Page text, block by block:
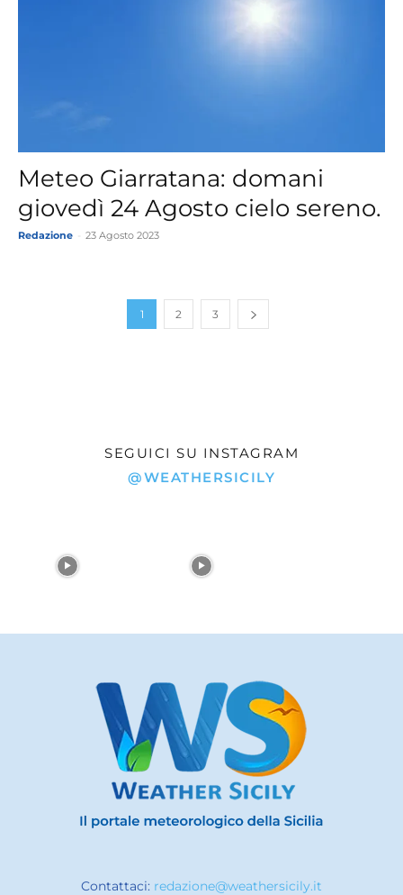
Meteo Giarratana: domani
giovedì 24 Agosto cielo sereno.
Redazione 23 Agosto 2023
1 2 3
SEGUICI SU INSTAGRAM
@WEATHERSICILY
Contattaci: redazione@weathersicily.it